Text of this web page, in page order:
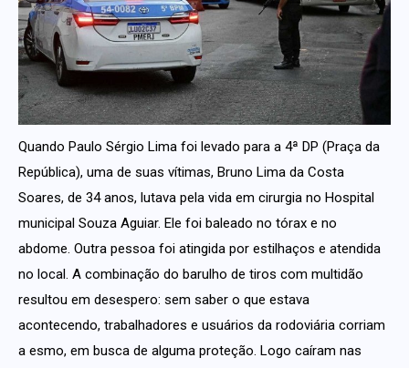
Quando Paulo Sérgio Lima foi levado para a 4ª DP (Praça da
República), uma de suas vítimas, Bruno Lima da Costa
Soares, de 34 anos, lutava pela vida em cirurgia no Hospital
municipal Souza Aguiar. Ele foi baleado no tórax e no
abdome. Outra pessoa foi atingida por estilhaços e atendida
no local. A combinação do barulho de tiros com multidão
resultou em desespero: sem saber o que estava
acontecendo, trabalhadores e usuários da rodoviária corriam
a esmo, em busca de alguma proteção. Logo caíram nas